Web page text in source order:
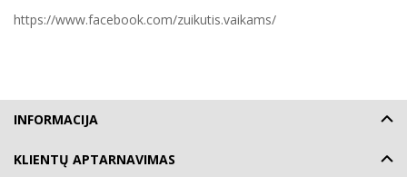
https://www.facebook.com/zuikutis.vaikams/
INFORMACIJA
KLIENTŲ APTARNAVIMAS